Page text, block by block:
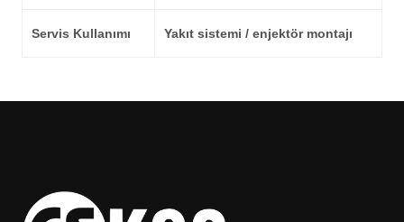
Servis Kullanımı Yakıt sistemi / enjektör montajı